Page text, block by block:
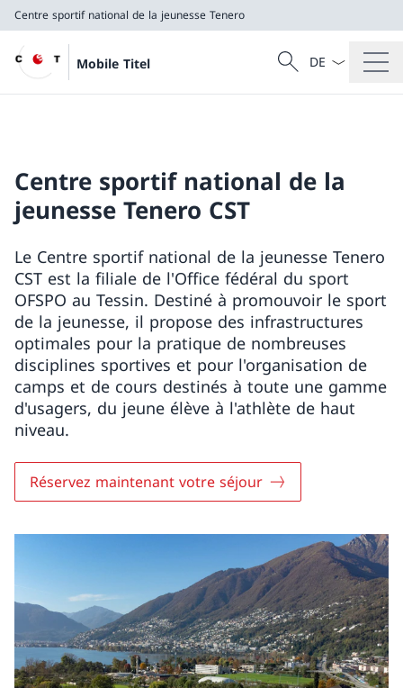
Centre sportif national de la jeunesse Tenero
Mobile Titel
Recherche
Recherche
La langue
Centre sportif national de la
jeunesse Tenero CST
Le Centre sportif national de la jeunesse Tenero
CST est la filiale de l'Office fédéral du sport
OFSPO au Tessin. Destiné à promouvoir le sport
de la jeunesse, il propose des infrastructures
optimales pour la pratique de nombreuses
disciplines sportives et pour l'organisation de
camps et de cours destinés à toute une gamme
d'usagers, du jeune élève à l'athlète de haut
niveau.
Réservez maintenant votre séjour